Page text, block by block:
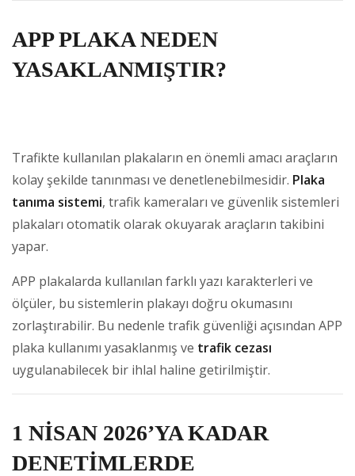
APP PLAKA NEDEN
YASAKLANMIŞTIR?
Trafikte kullanılan plakaların en önemli amacı araçların
kolay şekilde tanınması ve denetlenebilmesidir. Plaka
tanıma sistemi, trafik kameraları ve güvenlik sistemleri
plakaları otomatik olarak okuyarak araçların takibini
yapar.
APP plakalarda kullanılan farklı yazı karakterleri ve
ölçüler, bu sistemlerin plakayı doğru okumasını
zorlaştırabilir. Bu nedenle trafik güvenliği açısından APP
plaka kullanımı yasaklanmış ve trafik cezası
uygulanabilecek bir ihlal haline getirilmiştir.
1 NİSAN 2026’YA KADAR
DENETİMLERDE